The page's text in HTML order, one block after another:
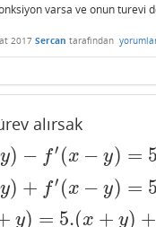
varsa ve onun turevi
2017 Sercan tarafından
alırsak
y) − f′ (x − y) = 5
(x− y)= 5y
y) + f′ (x − y) = 5
(x− y)= 5x+2
y) = 5.(x + y) +
5.(x+ y)+ 2